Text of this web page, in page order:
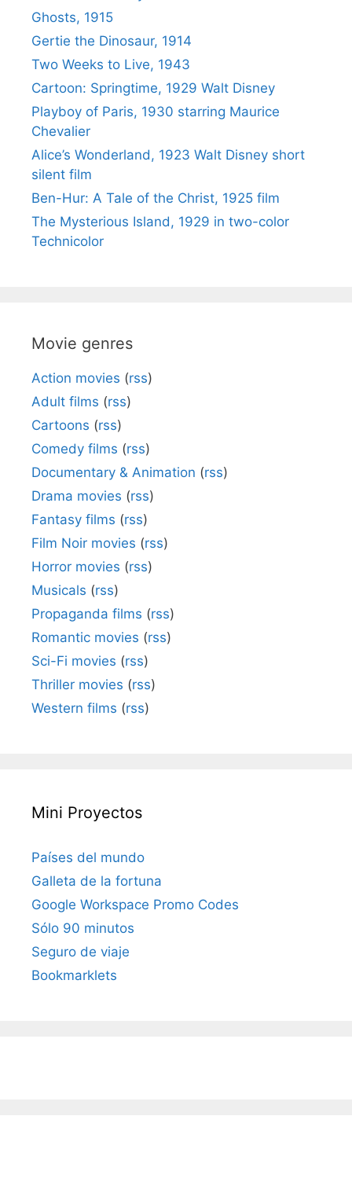
Ghosts, 1915
Gertie the Dinosaur, 1914
Two Weeks to Live, 1943
Cartoon: Springtime, 1929 Walt Disney
Playboy of Paris, 1930 starring Maurice
Chevalier
Alice’s Wonderland, 1923 Walt Disney short
silent film
Ben-Hur: A Tale of the Christ, 1925 film
The Mysterious Island, 1929 in two-color
Technicolor
Movie genres
Action movies (rss)
Adult films (rss)
Cartoons (rss)
Comedy films (rss)
Documentary & Animation (rss)
Drama movies (rss)
Fantasy films (rss)
Film Noir movies (rss)
Horror movies (rss)
Musicals (rss)
Propaganda films (rss)
Romantic movies (rss)
Sci-Fi movies (rss)
Thriller movies (rss)
Western films (rss)
Mini Proyectos
Países del mundo
Galleta de la fortuna
Google Workspace Promo Codes
Sólo 90 minutos
Seguro de viaje
Bookmarklets